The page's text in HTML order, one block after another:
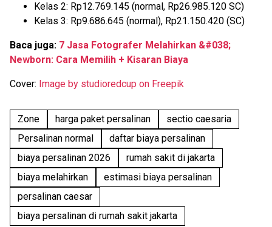
Kelas 2: Rp12.769.145 (normal, Rp26.985.120 SC)
Kelas 3: Rp9.686.645 (normal), Rp21.150.420 (SC)
Baca juga: 7 Jasa Fotografer Melahirkan &#038;
Newborn: Cara Memilih + Kisaran Biaya
Cover: Image by studioredcup on Freepik
Zone harga paket persalinan
sectio caesaria
Persalinan normal
daftar biaya persalinan
biaya persalinan 2026
rumah sakit di jakarta
biaya melahirkan
estimasi biaya persalinan
persalinan caesar
biaya persalinan di rumah sakit jakarta